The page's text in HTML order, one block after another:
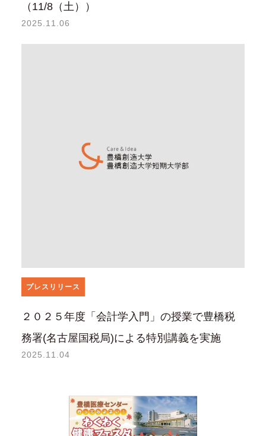
（11/8（土））
2025.11.06
プレスリリース
２０２５年度「会計学入門」の授業で豊橋税
務署(名古屋国税局)による特別講義を実施
2025.11.04